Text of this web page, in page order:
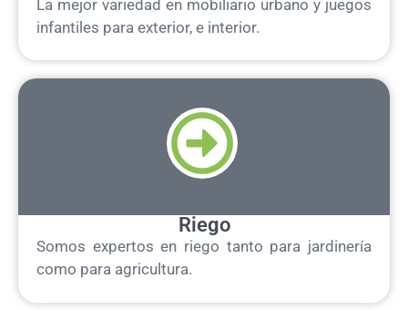
La mejor variedad en mobiliario urbano y juegos
infantiles para exterior, e interior.
Riego
Somos expertos en riego tanto para jardinería
como para agricultura.